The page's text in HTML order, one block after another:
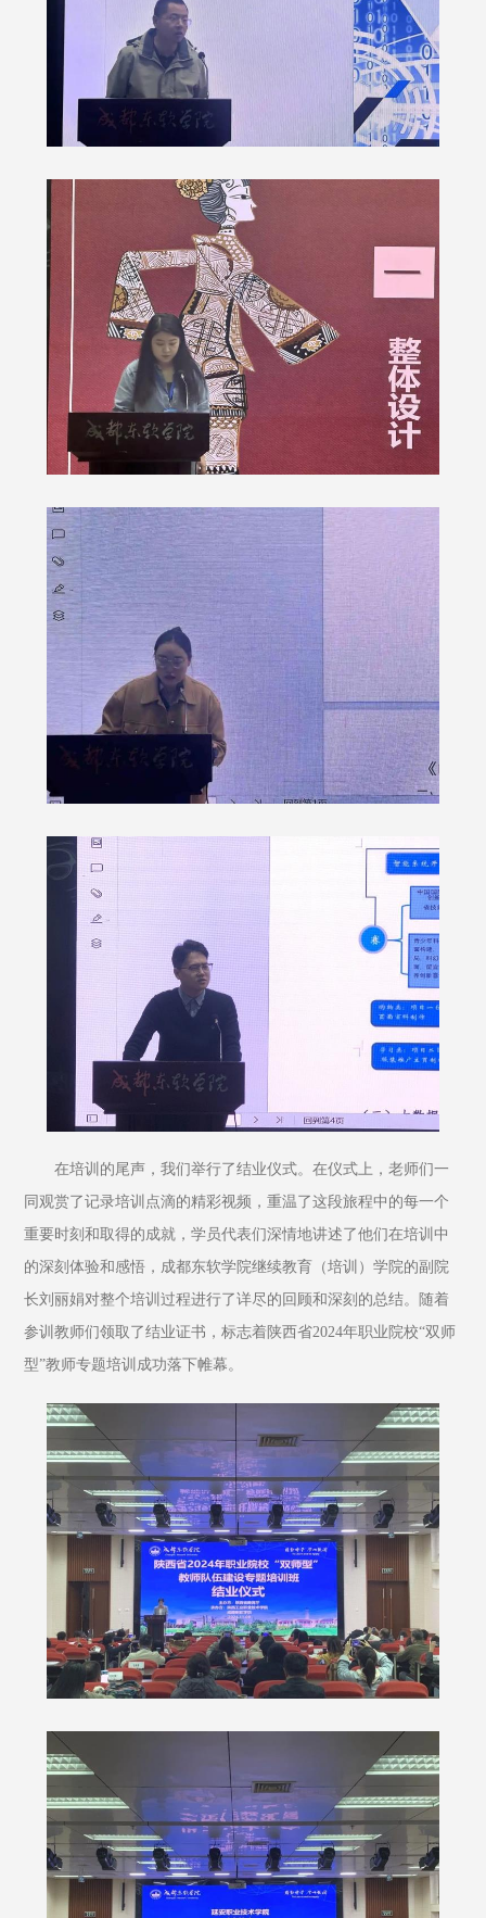
在培训的尾声，我们举行了结业仪式。在仪式上，老师们一
同观赏了记录培训点滴的精彩视频，重温了这段旅程中的每一个
重要时刻和取得的成就，学员代表们深情地讲述了他们在培训中
的深刻体验和感悟，成都东软学院继续教育（培训）学院的副院
长刘丽娟对整个培训过程进行了详尽的回顾和深刻的总结。随着
参训教师们领取了结业证书，标志着陕西省2024年职业院校“双师
型”教师专题培训成功落下帷幕。